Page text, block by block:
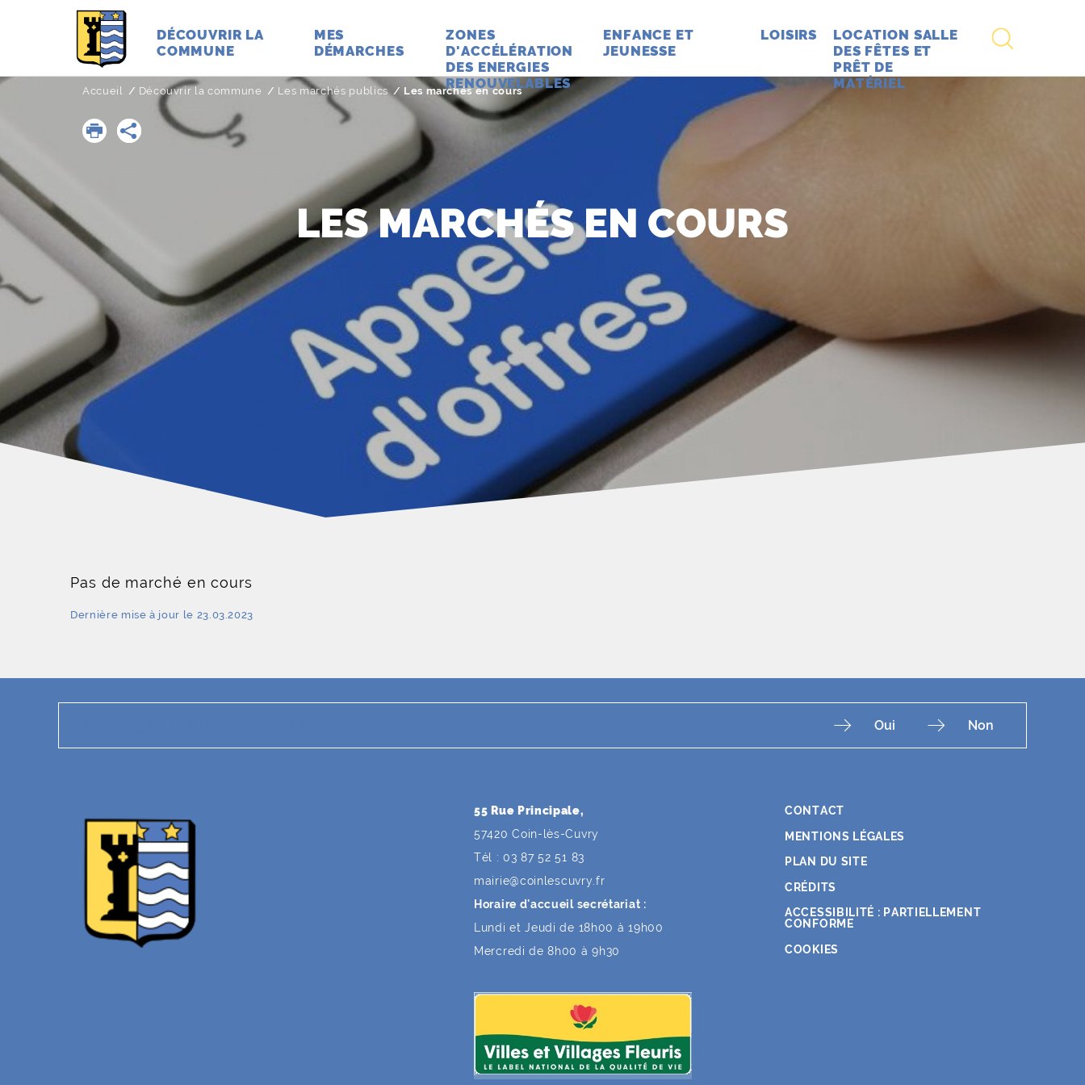
DÉCOUVRIR LA
COMMUNE
MES
DÉMARCHES
ZONES
D'ACCÉLÉRATION
DES ENERGIES
RENOUVELABLES
ENFANCE ET
JEUNESSE
LOISIRS
LOCATION SALLE
DES FÊTES ET
PRÊT DE
MATÉRIEL
Accueil Découvrir la commune Les marchés publics Page active :
Les marchés en cours
LES MARCHÉS EN COURS
Pas de marché en cours
Dernière mise à jour le 23.03.2023
Non
Oui
55 Rue Principale,
57420 Coin-lès-Cuvry
Tél : 03 87 52 51 83
mairie@coinlescuvry .fr
Horaire d'accueil secrétariat :
Lundi et Jeudi de 18h00 à 19h00
Mercredi de 8h00 à 9h30
CONTACT
MENTIONS LÉGALES
PLAN DU SITE
CRÉDITS
ACCESSIBILITÉ : PARTIELLEMENT
CONFORME
COOKIES